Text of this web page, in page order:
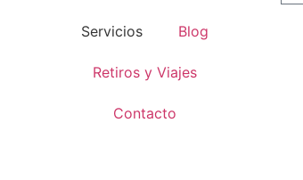
Servicios Blog
Retiros y Viajes
Contacto